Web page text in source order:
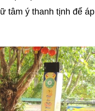
tâm ý thanh tịnh để áp